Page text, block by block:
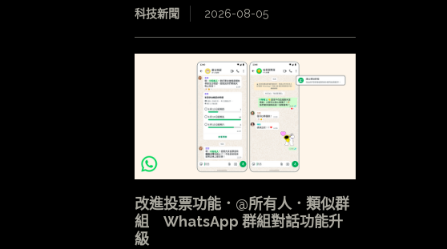
科技新聞 2026-08-05
改進投票功能．@所有人．類似群
組 WhatsApp 群組對話功能升
級